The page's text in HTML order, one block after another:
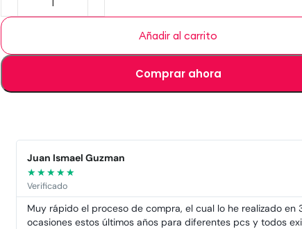
Añadir al carrito
Comprar ahora
Juan Ismael Guzman
★★★★★
Verificado
Muy rápido el proceso de compra, el cual lo he realizado en
ocasiones estos últimos años para diferentes pcs y todos